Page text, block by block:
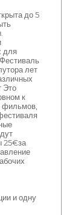
до 5
для
лет
Это
к
фильмов,
25€за
и одну